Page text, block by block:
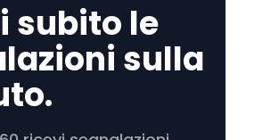
subito le
sulla